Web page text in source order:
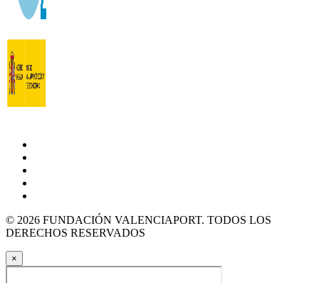
© 2026 FUNDACIÓN VALENCIAPORT. TODOS LOS
DERECHOS RESERVADOS
×